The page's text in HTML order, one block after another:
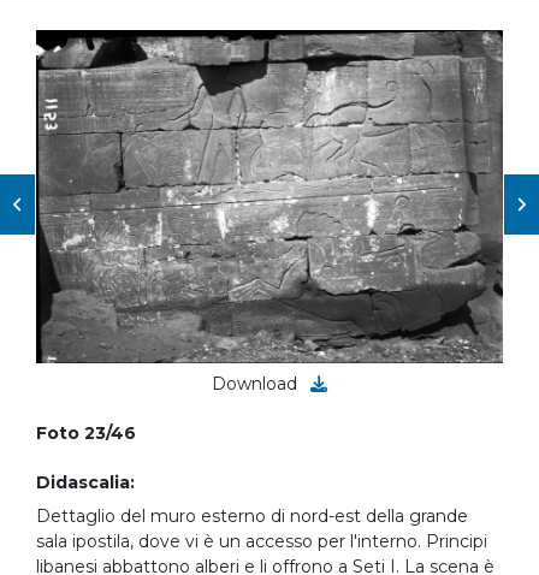
Download
Foto 23/46
Didascalia:
Dettaglio del muro esterno di nord-est della grande
sala ipostila, dove vi è un accesso per l'interno. Principi
libanesi abbattono alberi e li offrono a Seti I. La scena è